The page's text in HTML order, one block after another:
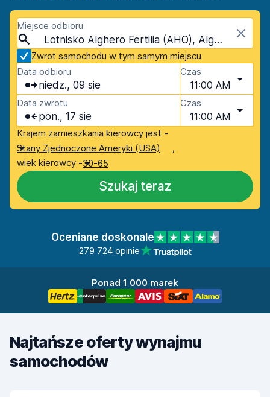
Miejsce odbioru
Lotnisko Alghero Fertilia (AHO), Alghero, Sardynia
Zwrot samochodu w tym samym miejscu
Data odbioru
niedz., 09 sie
Czas
11:00 AM
Data zwrotu
pon., 17 sie
Czas
11:00 AM
Krajem zamieszkania kierowcy jest -
Stany Zjednoczone Ameryki (USA)
,
wiek kierowcy -30-65
Szukaj teraz
Oceniane doskonale
279 724 opinie
Ponad 1 000 marek
Najtańsze oferty wynajmu
samochodów